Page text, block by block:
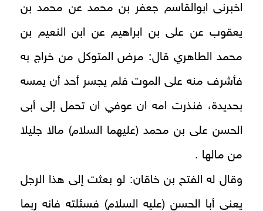
اخبرنى ابوالقاسم جعفر بن محمد عن محمد بن
يعقوب عن على بن ابراهيم عن ابن النعيم بن
محمد الطاهري قال: مرض المتوكل من خراج به
فأشرف منه على الموت فلم يجسر أحد أن يمسه
بحديدة، فنذرت امه ان عوفي ان تحمل إلى أبى
الحسن على بن محمد (عليهما السلام) مالا جليلا
من مالها .
وقال له الفتح بن خاقان: لو بعثت إلى هذا الرجل
يعنى أبا الحسن (عليه السلام) فسئلته فانه ربما